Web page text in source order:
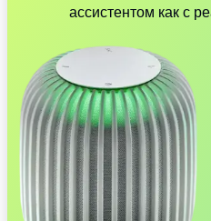
ассистентом как с